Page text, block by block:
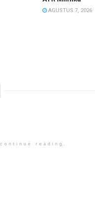
AGUSTUS 7, 2026
reading.